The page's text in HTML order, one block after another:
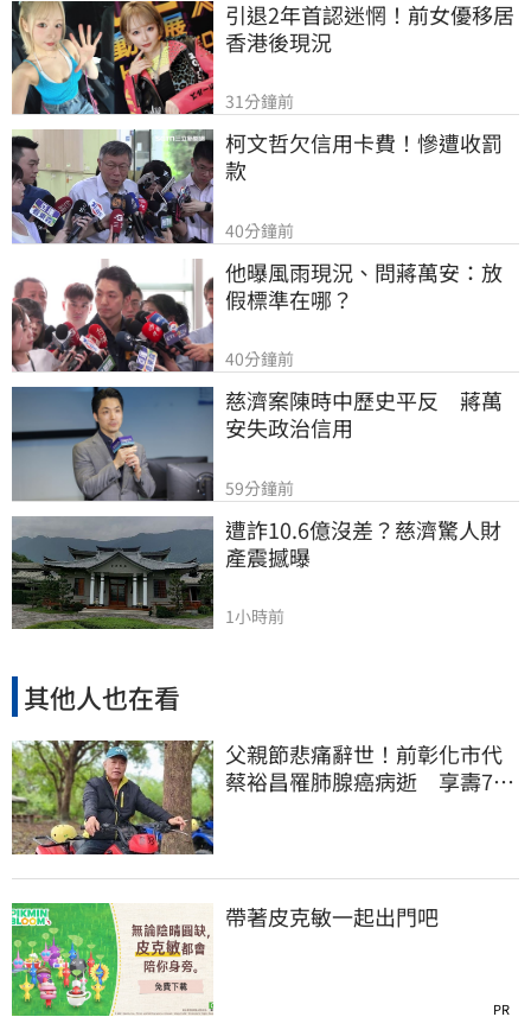
引退2年首認迷惘！前女優移居
香港後現況
31分鐘前
柯文哲欠信用卡費！慘遭收罰
款
40分鐘前
他曝風雨現況、問蔣萬安：放
假標準在哪？
40分鐘前
慈濟案陳時中歷史平反　蔣萬
安失政治信用
59分鐘前
遭詐10.6億沒差？慈濟驚人財
產震撼曝
1小時前
其他人也在看
父親節悲痛辭世！前彰化市代
蔡裕昌罹肺腺癌病逝 享壽71
帶著皮克敏一起出門吧
PR